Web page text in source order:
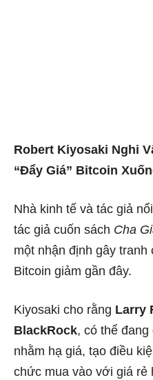
Robert Kiyosaki Nghi
“Đẩy Giá” Bitcoin
Nhà kinh tế và tác giả
tác giả cuốn sách Cha
một nhận định gây tranh
Bitcoin giảm gần đây.
Kiyosaki cho rằng Larry
BlackRock, có thể đang
nhằm hạ giá, tạo điều
chức mua vào với giá rẻ